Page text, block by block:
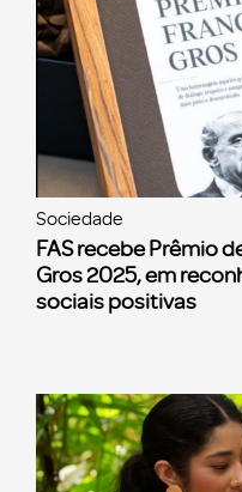
Sociedade
FAS recebe Prêmio
Gros 2025, em
sociais positivas